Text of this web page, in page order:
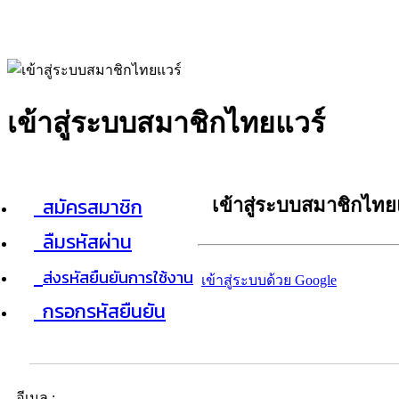
เข้าสู่ระบบสมาชิกไทยแวร์
สมัครสมาชิก
ลืมรหัสผ่าน
ส่งรหัสยืนยันการใช้งาน
กรอกรหัสยืนยัน
เข้าสู่ระบบสมาชิกไท
เข้าสู่ระบบด้วย Google